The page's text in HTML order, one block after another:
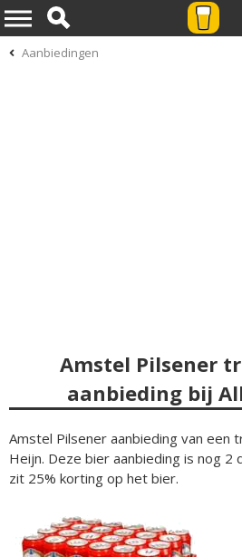
Aanbiedingen
Amstel Pilsener
aanbieding bij
Amstel Pilsener aanbieding van een
Heijn. Deze bier aanbieding is nog 2
zit 25% korting op het bier.